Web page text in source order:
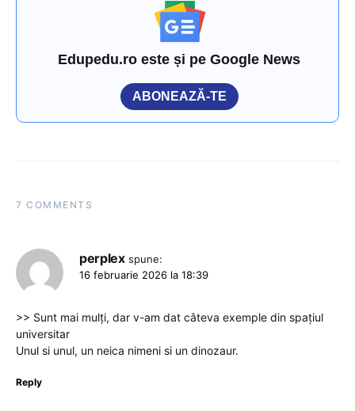
Edupedu.ro este și pe Google News
ABONEAZĂ-TE
7 COMMENTS
perplex spune:
16 februarie 2026 la 18:39
>> Sunt mai mulți, dar v-am dat câteva exemple din spațiul
universitar
Unul si unul, un neica nimeni si un dinozaur.
Reply